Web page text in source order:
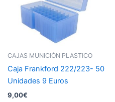
CAJAS MUNICIÓN PLASTICO
Caja Frankford 222/223- 50
Unidades 9 Euros
9,00€